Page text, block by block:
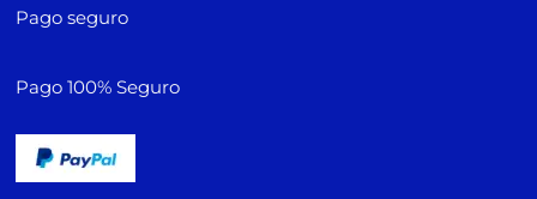
Pago seguro
Pago 100% Seguro